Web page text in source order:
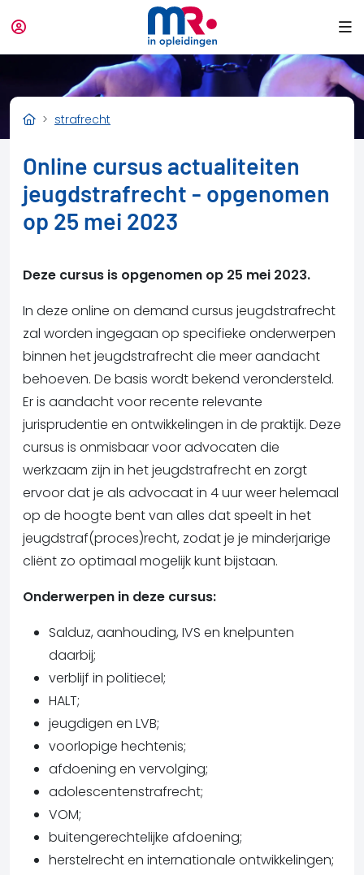
strafrecht
Online cursus actualiteiten
jeugdstrafrecht - opgenomen
op 25 mei 2023
Deze cursus is opgenomen op 25 mei 2023.
In deze online on demand cursus jeugdstrafrecht
zal worden ingegaan op specifieke onderwerpen
binnen het jeugdstrafrecht die meer aandacht
behoeven. De basis wordt bekend verondersteld.
Er is aandacht voor recente relevante
jurisprudentie en ontwikkelingen in de praktijk. Deze
cursus is onmisbaar voor advocaten die
werkzaam zijn in het jeugdstrafrecht en zorgt
ervoor dat je als advocaat in 4 uur weer helemaal
op de hoogte bent van alles dat speelt in het
jeugdstraf(proces)recht, zodat je je minderjarige
cliënt zo optimaal mogelijk kunt bijstaan.
Onderwerpen in deze cursus:
Salduz, aanhouding, IVS en knelpunten
daarbij;
verblijf in politiecel;
HALT;
jeugdigen en LVB;
voorlopige hechtenis;
afdoening en vervolging;
adolescentenstrafrecht;
VOM;
buitengerechtelijke afdoening;
herstelrecht en internationale ontwikkelingen;